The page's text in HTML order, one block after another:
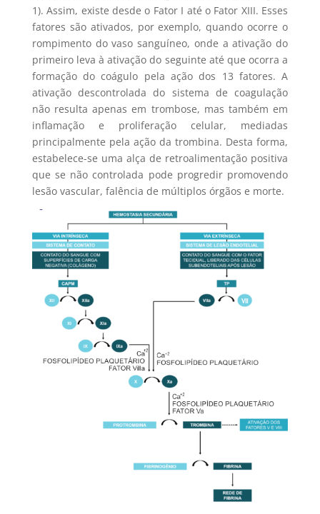
1). Assim, existe desde o Fator I até o Fator XIII. Esses
fatores são ativados, por exemplo, quando ocorre o
rompimento do vaso sanguíneo, onde a ativação do
primeiro leva à ativação do seguinte até que ocorra a
formação do coágulo pela ação dos 13 fatores. A
ativação descontrolada do sistema de coagulação
não resulta apenas em trombose, mas também em
inflamação e proliferação celular, mediadas
principalmente pela ação da trombina. Desta forma,
estabelece-se uma alça de retroalimentação positiva
que se não controlada pode progredir promovendo
lesão vascular, falência de múltiplos órgãos e morte.